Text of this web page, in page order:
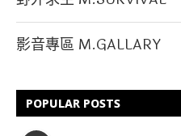
影音專區 M.GALLARY
POPULAR POSTS